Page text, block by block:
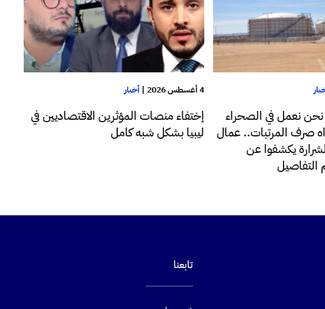
نحن نعمل في الصحراء
صرف المرتبات.. عمال
يكشفوا عن
التفاصيل
4 أغسطس 2026 |أخبار
إختفاء منصات المؤثرين الاقتصاديين في
ليبيا بشكل شبه كامل
تابعنا